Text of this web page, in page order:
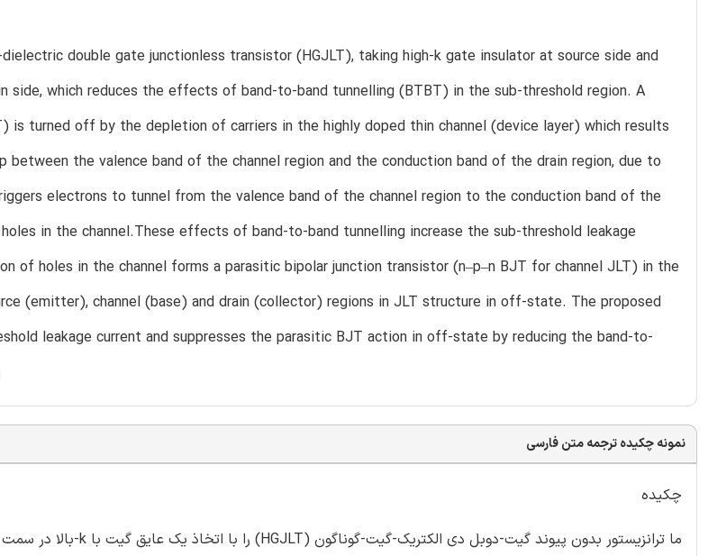
double gate junctionless transistor (HGJLT), taking high-k gate insulator at source side and
side, which reduces the effects of band-to-band tunnelling (BTBT) in the sub-threshold region. A
is turned off by the depletion of carriers in the highly doped thin channel (device layer) which results
between the valence band of the channel region and the conduction band of the drain region, due to
electrons to tunnel from the valence band of the channel region to the conduction band of the
in the channel.These effects of band-to-band tunnelling increase the sub-threshold leakage
of holes in the channel forms a parasitic bipolar junction transistor (n–p–n BJT for channel JLT) in the
(emitter), channel (base) and drain (collector) regions in JLT structure in off-state. The proposed
leakage current and suppresses the parasitic BJT action in off-state by reducing the band-to-
نمونه چکیده ترجمه متن فارسی
چکیده